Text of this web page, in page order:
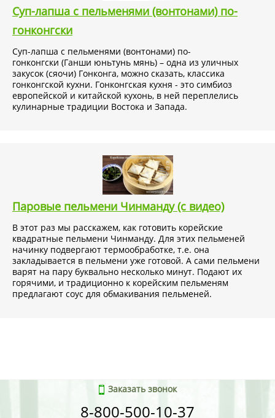
Состав:свинина, пшеничная мука, овощи (лук порей,
сельдерей, чеснок), крахмал тапиоковый
модифицированный, белок соевый текстурированный,
сухари панировочные, соль, глютен, масло кунжутное,
сахар, клейковина рисовой муки, приправа (сухой
тунцовый экстракт, сухой говяжий экстракт), дрожжевой
экстракт, усилитель вкуса и аромата E635, масло соевое,
Пищевая и энергетическая ценность на 100 г:
21 г, жиры – 11 г, белки – 6,8 г, 210,2 ккал..
Срок годности 9 месяцев.
Товар не отправляем почтой или ТК.
Тэги:замороженные пельмени, корейские продукты,
пельмени со свининой, корейские товары, пельмени с
овощами, корейские пельмени, дамплинги со свининой,
Суп-лапша с пельменями (вонтонами) по-
гонконгски
Суп-лапша с пельменями (вонтонами) по-
гонконгски (Ганши юньтунь мянь) – одна из уличных
закусок (сяочи) Гонконга, можно сказать, классика
гонконгской кухни. Гонконгская кухня - это симбиоз
европейской и китайской кухонь, в ней переплелись
кулинарные традиции Востока и Запада.
Паровые пельмени Чинманду (с видео)
В этот раз мы расскажем, как готовить корейские
квадратные пельмени Чинманду. Для этих пельменей
начинку подвергают термообработке, т.е. она
закладывается в пельмени уже готовой. А сами пельмени
варят на пару буквально несколько минут. Подают их
горячими, и традиционно к корейским пельменям
предлагают соус для обмакивания пельменей.
Заказать звонок
8-800-500-10-37